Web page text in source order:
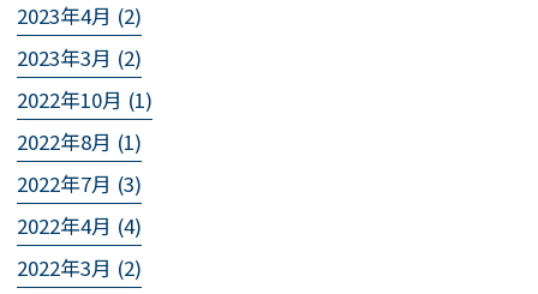
2023年4月 (2)
2023年3月 (2)
2022年10月 (1)
2022年8月 (1)
2022年7月 (3)
2022年4月 (4)
2022年3月 (2)